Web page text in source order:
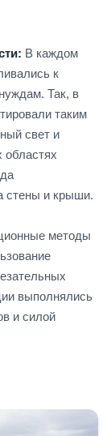
В каждом
к
Так, в
таким
свет и
стены и крыши.
методы
выполнялись
и силой